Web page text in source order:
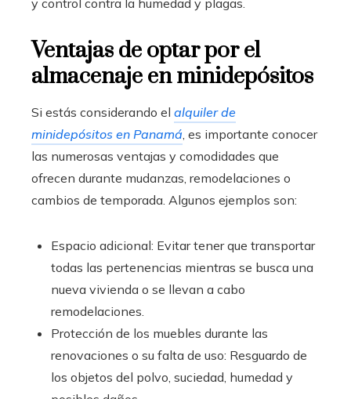
Ventajas de optar por el
almacenaje en minidepósitos
Si estás considerando el alquiler de
minidepósitos en Panamá , es importante conocer
las numerosas ventajas y comodidades que
ofrecen durante mudanzas, remodelaciones o
cambios de temporada. Algunos ejemplos son:
Espacio adicional: Evitar tener que transportar
todas las pertenencias mientras se busca una
nueva vivienda o se llevan a cabo
remodelaciones.
Protección de los muebles durante las
renovaciones o su falta de uso: Resguardo de
los objetos del polvo, suciedad, humedad y